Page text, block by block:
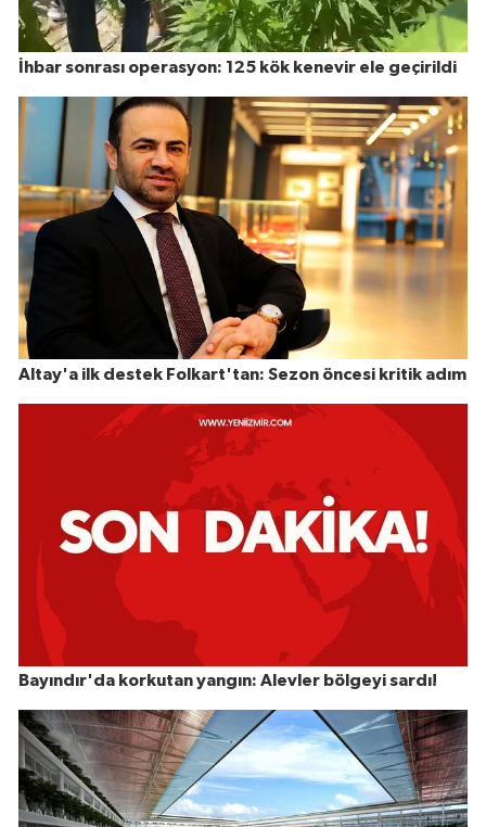
İhbar sonrası operasyon: 125 kök kenevir ele geçirildi
Altay'a ilk destek Folkart'tan: Sezon öncesi kritik adım
Bayındır'da korkutan yangın: Alevler bölgeyi sardı!